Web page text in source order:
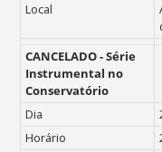
Local
CANCELADO -Série
Instrumental no
Conservatório
Dia
Horário